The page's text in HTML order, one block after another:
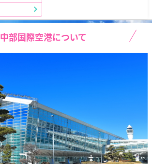
中部国際空港について